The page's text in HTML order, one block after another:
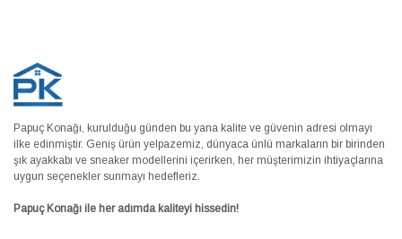
Papuç Konağı, kurulduğu günden bu yana kalite ve güvenin adresi olmayı
ilke edinmiştir. Geniş ürün yelpazemiz, dünyaca ünlü markaların bir birinden
şık ayakkabı ve sneaker modellerini içerirken, her müşterimizin ihtiyaçlarına
uygun seçenekler sunmayı hedefleriz.
Papuç Konağı ile her adımda kaliteyi hissedin!